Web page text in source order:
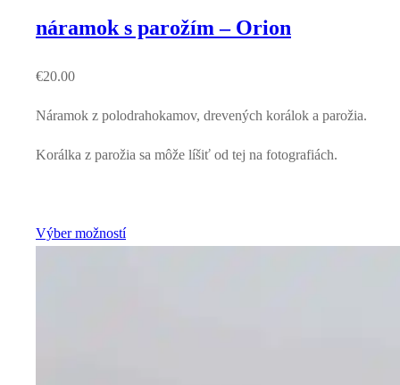
náramok s parožím – Orion
€20.00
Náramok z polodrahokamov, drevených korálok a parožia.
Korálka z parožia sa môže líšiť od tej na fotografiách.
Výber možností